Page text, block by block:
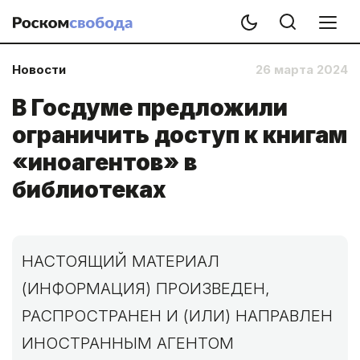
Новости 26 марта 2024
В Госдуме предложили
ограничить доступ к книгам
«иноагентов» в
библиотеках
НАСТОЯЩИЙ МАТЕРИАЛ
(ИНФОРМАЦИЯ) ПРОИЗВЕДЕН,
РАСПРОСТРАНЕН И (ИЛИ) НАПРАВЛЕН
ИНОСТРАННЫМ АГЕНТОМ